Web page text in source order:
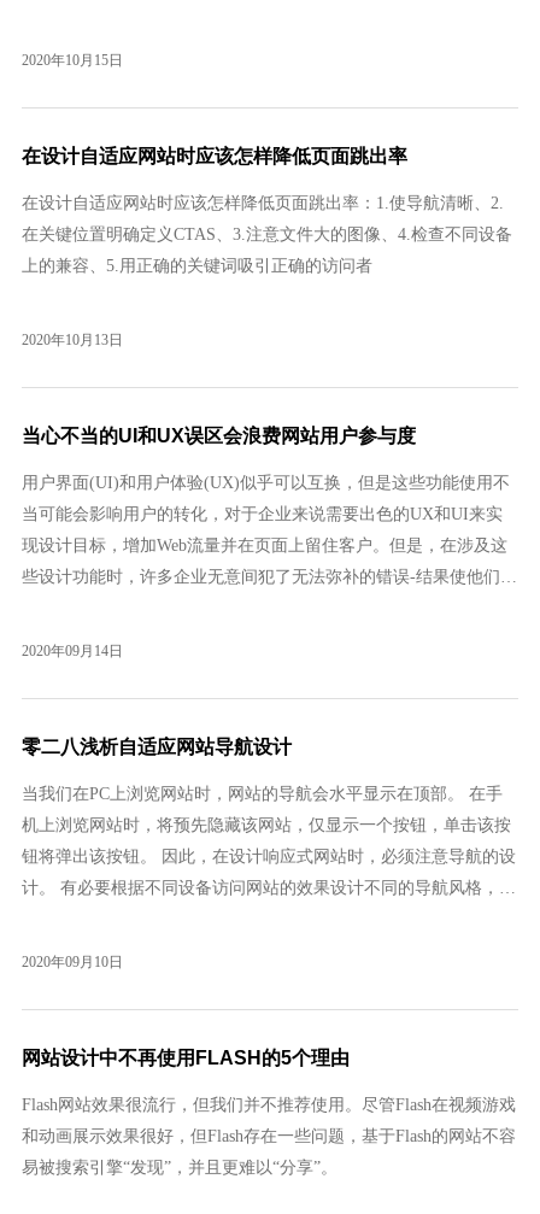
公域和私域之间的流量争夺成为热点。1公域流量之困公域流量，
2020年10月15日
在设计自适应网站时应该怎样降低页面跳出率
在设计自适应网站时应该怎样降低页面跳出率：1.使导航清晰、2.
在关键位置明确定义CTAS、3.注意文件大的图像、4.检查不同设备
上的兼容、5.用正确的关键词吸引正确的访问者
2020年10月13日
当心不当的UI和UX误区会浪费网站用户参与度
用户界面(UI)和用户体验(UX)似乎可以互换，但是这些功能使用不
当可能会影响用户的转化，对于企业来说需要出色的UX和UI来实
现设计目标，增加Web流量并在页面上留住客户。但是，在涉及这
些设计功能时，许多企业无意间犯了无法弥补的错误-结果使他们的
2020年09月14日
零二八浅析自适应网站导航设计
当我们在PC上浏览网站时，网站的导航会水平显示在顶部。 在手
机上浏览网站时，将预先隐藏该网站，仅显示一个按钮，单击该按
钮将弹出该按钮。 因此，在设计响应式网站时，必须注意导航的设
计。 有必要根据不同设备访问网站的效果设计不同的导航风格，以
果，否则会出现不兼容性，从而影响用户对网站的访问。
2020年09月10日
网站设计中不再使用FLASH的5个理由
Flash网站效果很流行，但我们并不推荐使用。尽管Flash在视频游戏
和动画展示效果很好，但Flash存在一些问题，基于Flash的网站不容
易被搜索引擎“发现”，并且更难以“分享”。